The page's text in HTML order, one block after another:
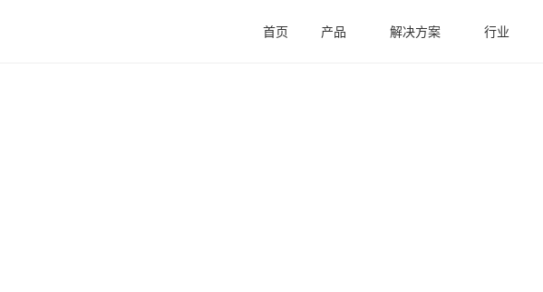
首页 产品 解决方案 行业